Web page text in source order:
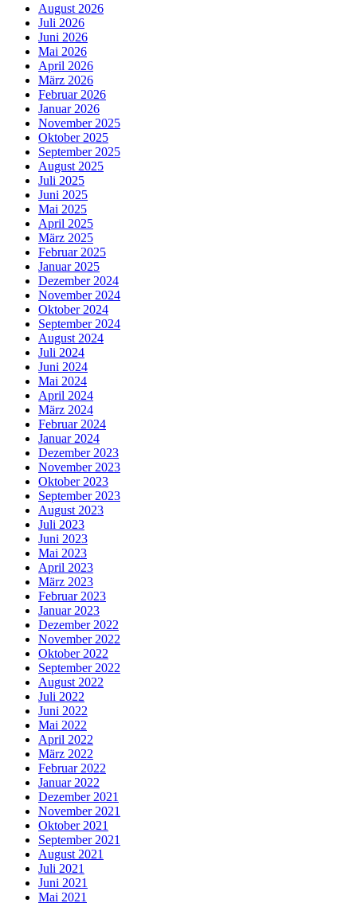
August 2026
Juli 2026
Juni 2026
Mai 2026
April 2026
März 2026
Februar 2026
Januar 2026
November 2025
Oktober 2025
September 2025
August 2025
Juli 2025
Juni 2025
Mai 2025
April 2025
März 2025
Februar 2025
Januar 2025
Dezember 2024
November 2024
Oktober 2024
September 2024
August 2024
Juli 2024
Juni 2024
Mai 2024
April 2024
März 2024
Februar 2024
Januar 2024
Dezember 2023
November 2023
Oktober 2023
September 2023
August 2023
Juli 2023
Juni 2023
Mai 2023
April 2023
März 2023
Februar 2023
Januar 2023
Dezember 2022
November 2022
Oktober 2022
September 2022
August 2022
Juli 2022
Juni 2022
Mai 2022
April 2022
März 2022
Februar 2022
Januar 2022
Dezember 2021
November 2021
Oktober 2021
September 2021
August 2021
Juli 2021
Juni 2021
Mai 2021